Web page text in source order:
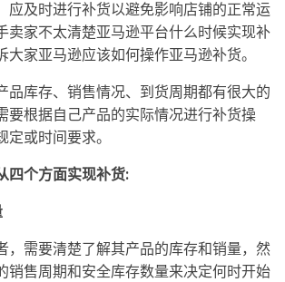
应及时进行补货以避免影响店铺的正常运
卖家不太清楚亚马逊平台什么时候实现补
大家亚马逊应该如何操作亚马逊补货。
品库存、销售情况、到货周期都有很大的
要根据自己产品的实际情况进行补货操
或时间要求。
四个方面实现补货:
，需要清楚了解其产品的库存和销量，然
销售周期和安全库存数量来决定何时开始